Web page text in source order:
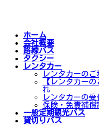
ホーム
会社概要
路線バス
タクシー
レンタカー
レンタカーの
【レンタカー
れ
レンタカーの
保険・免責補償
一般定期観光バス
貸切りバス